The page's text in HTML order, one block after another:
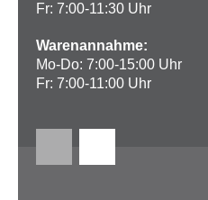
Fr: 7:00-11:30 Uhr
Warenannahme:
Mo-Do: 7:00-15:00 Uhr
Fr: 7:00-11:00 Uhr